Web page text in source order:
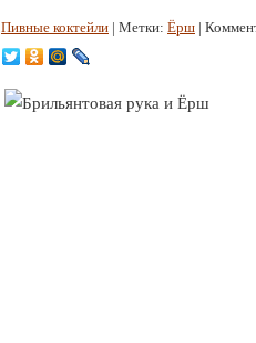
Пивные коктейли | Метки: Ёрш |